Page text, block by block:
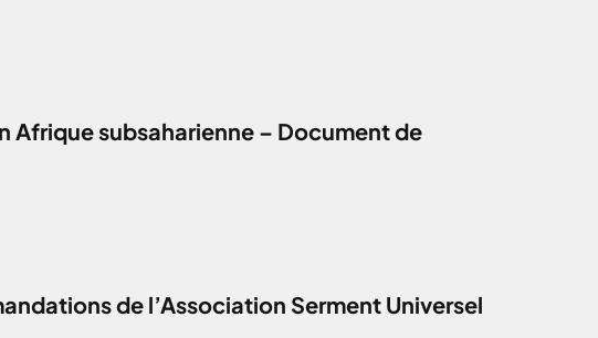
Afrique subsaharienne – Document de
de l’Association Serment Universel